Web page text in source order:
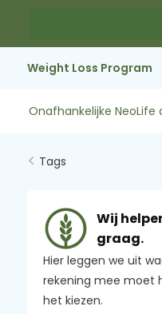
Weight Loss Program
Onafhankelijke NeoLife
Tags
Wij
graag.
Hier leggen we uit
rekening mee moet
het kiezen.